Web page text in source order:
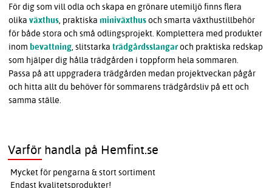
För dig som vill odla och skapa en grönare utemiljö finns flera
olika växthus, praktiska miniväxthusoch smarta växthustillbehör
för både stora och små odlingsprojekt. Komplettera med produkter
inom bevattning, slitstarka trädgårdsslangaroch praktiska redskap
som hjälper dig hålla trädgården i toppform hela sommaren.
Passa på att uppgradera trädgården medan projektveckan pågår
och hitta allt du behöver för sommarens trädgårdsliv på ett och
samma ställe.
Varför handla på Hemfint.se
Mycket för pengarna & stort sortiment
Endast kvalitetsprodukter!